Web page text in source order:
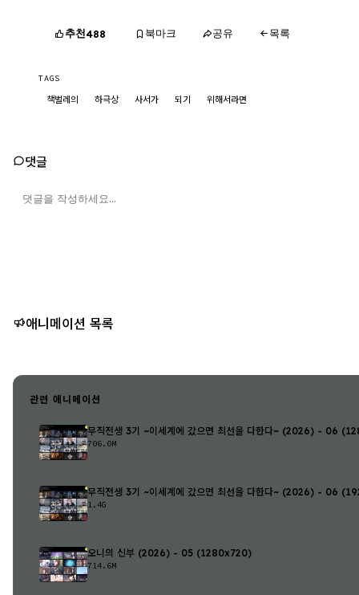
추천488 북마크 공유 목록
TAGS
책벌레의 하극상 사서가 되기 위해서라면
댓글
애니메이션 목록
관련 애니메이션
무직전생 3기 ~이세계에 갔으면 최선을 다한다~ (2026) - 06
706.0M
무직전생 3기 ~이세계에 갔으면 최선을 다한다~ (2026) - 06
1.4G
오니의 신부 (2026) - 05 (1280x720)
714.6M